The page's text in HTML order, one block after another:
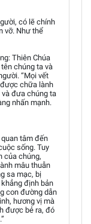
có lẽ chính
vỡ. Như thể
Thiên Chúa
chúng ta và
“Mọi vết
chữa lành
đưa chúng ta
nhấn mạnh.
tâm đến
sống. Tuy
của chúng,
mâu thuẫn
sa mạc, bị
định bản
con đường dẫn
hương vị mà
được bẻ ra, đó